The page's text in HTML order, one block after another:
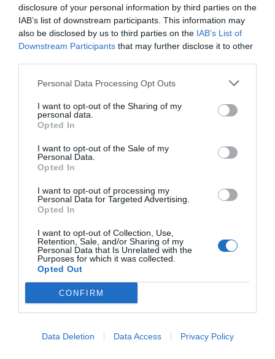
disclosure of your personal information by third parties on the
IAB’s list of downstream participants. This information may
also be disclosed by us to third parties on the IAB’s List of
Downstream Participants that may further disclose it to other
Personal Data Processing Opt Outs
I want to opt-out of the Sharing of my
personal data.
Opted In
I want to opt-out of the Sale of my
Personal Data.
Opted In
I want to opt-out of processing my
Personal Data for Targeted Advertising.
Opted In
I want to opt-out of Collection, Use,
Retention, Sale, and/or Sharing of my
Personal Data that Is Unrelated with the
Purposes for which it was collected.
Opted Out
CONFIRM
Data Deletion Data Access Privacy Policy
Rostad granola med kokosflingor, havregryn,
havrekärnor, solroskärnor, sesamfrön, linfrön,
hasselnötter...
RECEPT